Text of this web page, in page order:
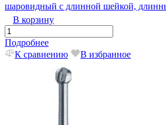
шаровидный с длинной шейкой,
В корзину
Подробнее
К сравнению
В избранное